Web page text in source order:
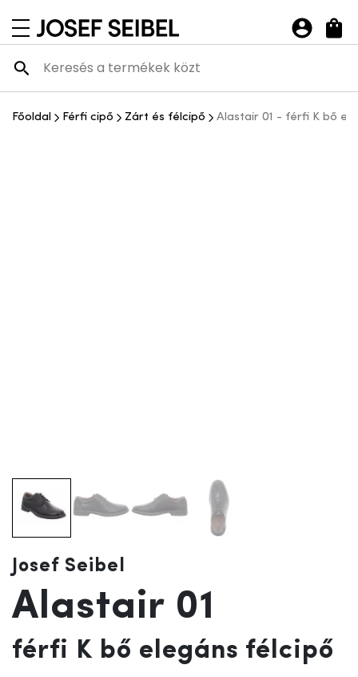
navigációs menü megnyitása
Josef Seibel Webshop
Főoldal Férfi cipő Zárt és félcipő Alastair 01 - férfi K bő
Josef Seibel
Alastair 01
férfi K bő elegáns félcipő